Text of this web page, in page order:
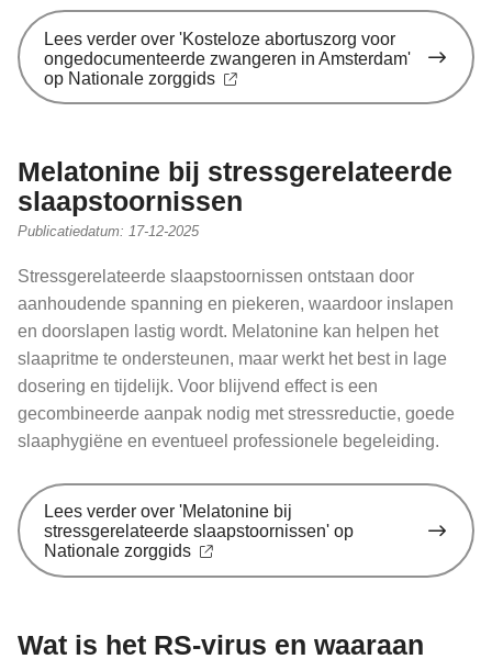
Lees verderover 'Kosteloze abortuszorg voor
ongedocumenteerde zwangeren in Amsterdam'
op Nationale zorggids
Melatonine bij stressgerelateerde
slaapstoornissen
Publicatiedatum: 17-12-2025
Stressgerelateerde slaapstoornissen ontstaan door
aanhoudende spanning en piekeren, waardoor inslapen
en doorslapen lastig wordt. Melatonine kan helpen het
slaapritme te ondersteunen, maar werkt het best in lage
dosering en tijdelijk. Voor blijvend effect is een
gecombineerde aanpak nodig met stressreductie, goede
slaaphygiëne en eventueel professionele begeleiding.
Lees verderover 'Melatonine bij
stressgerelateerde slaapstoornissen' op
Nationale zorggids
Wat is het RS-virus en waaraan